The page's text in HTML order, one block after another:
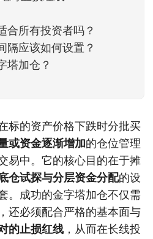
合所有投资者吗？
隔应该如何设置？
塔加仓？
标的资产价格下跌时分批买
或资金逐渐增加的仓位管理
易中。它的核心目的在于摊
仓试探与分层资金分配的设
。成功的金字塔加仓不仅需
还必须配合严格的基本面与
的止损红线 ，从而在长线投